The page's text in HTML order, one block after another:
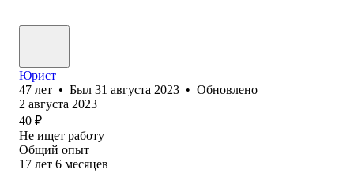
Юрист
47 лет • Был 31 августа 2023 • Обновлено
2 августа 2023
40 ₽
Не ищет работу
Общий опыт
17 лет 6 месяцев